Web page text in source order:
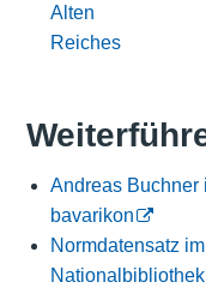
Alten
Reiches
Andreas Buchner
bavarikon
Normdatensatz